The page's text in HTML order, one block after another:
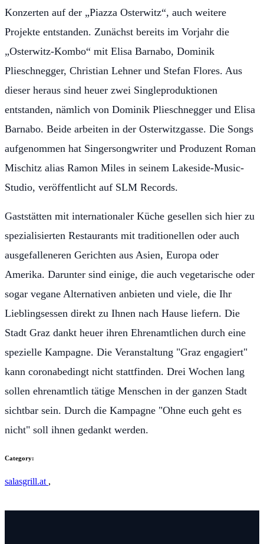
Konzerten auf der „Piazza Osterwitz“, auch weitere
Projekte entstanden. Zunächst bereits im Vorjahr die
„Osterwitz-Kombo“ mit Elisa Barnabo, Dominik
Plieschnegger, Christian Lehner und Stefan Flores. Aus
dieser heraus sind heuer zwei Singleproduktionen
entstanden, nämlich von Dominik Plieschnegger und Elisa
Barnabo. Beide arbeiten in der Osterwitzgasse. Die Songs
aufgenommen hat Singersongwriter und Produzent Roman
Mischitz alias Ramon Miles in seinem Lakeside-Music-
Studio, veröffentlicht auf SLM Records.
Gaststätten mit internationaler Küche gesellen sich hier zu
spezialisierten Restaurants mit traditionellen oder auch
ausgefalleneren Gerichten aus Asien, Europa oder
Amerika. Darunter sind einige, die auch vegetarische oder
sogar vegane Alternativen anbieten und viele, die Ihr
Lieblingsessen direkt zu Ihnen nach Hause liefern. Die
Stadt Graz dankt heuer ihren Ehrenamtlichen durch eine
spezielle Kampagne. Die Veranstaltung "Graz engagiert"
kann coronabedingt nicht stattfinden. Drei Wochen lang
sollen ehrenamtlich tätige Menschen in der ganzen Stadt
sichtbar sein. Durch die Kampagne "Ohne euch geht es
nicht" soll ihnen gedankt werden.
Category:
salasgrill.at ,